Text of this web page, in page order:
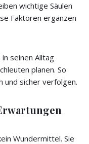
wichtige Säulen
Faktoren ergänzen
seinen Alltag
planen. So
und sicher verfolgen.
Wundermittel. Sie